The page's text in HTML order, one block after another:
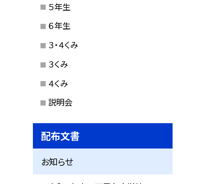
５年生
６年生
３・４くみ
３くみ
４くみ
説明会
配布文書
お知らせ